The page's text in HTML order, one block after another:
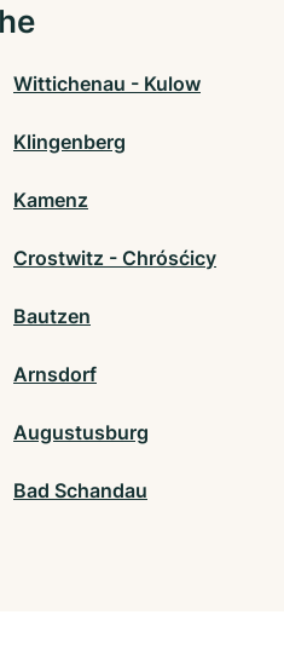
Wittichenau - Kulow
Klingenberg
Kamenz
Crostwitz - Chrósćicy
Bautzen
Arnsdorf
Augustusburg
Bad Schandau